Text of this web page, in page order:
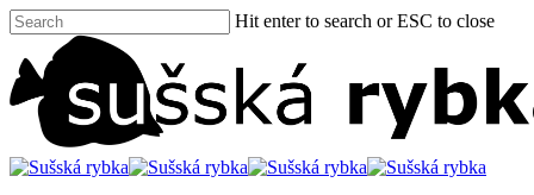
Hit enter to search or ESC to close